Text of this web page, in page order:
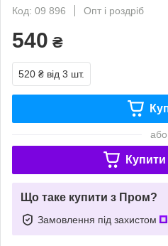
Код: 09 896
Опт і роздріб
540 ₴
520 ₴ від 3 шт.
або
Купити
Що таке купити з Пром?
Замовлення під захистом